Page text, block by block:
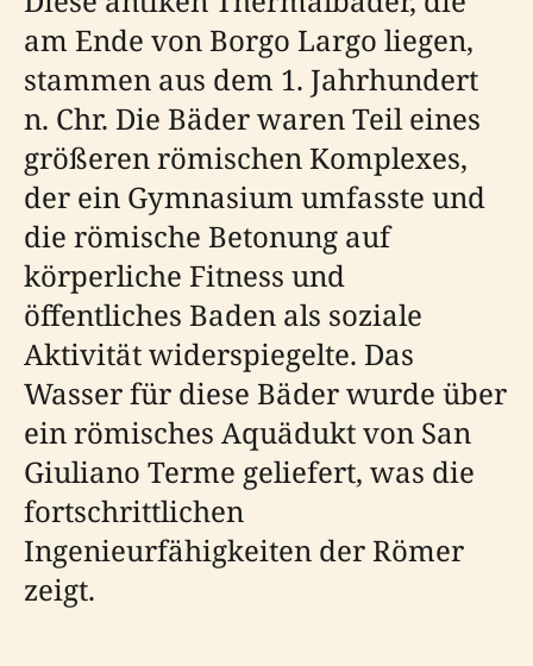
am Ende von Borgo Largo liegen,
stammen aus dem 1. Jahrhundert
n. Chr. Die Bäder waren Teil eines
größeren römischen Komplexes,
der ein Gymnasium umfasste und
die römische Betonung auf
körperliche Fitness und
öffentliches Baden als soziale
Aktivität widerspiegelte. Das
Wasser für diese Bäder wurde über
ein römisches Aquädukt von San
Giuliano Terme geliefert, was die
fortschrittlichen
Ingenieurfähigkeiten der Römer
zeigt.